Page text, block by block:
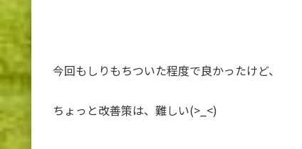
今回もしりもちついた程度で良かったけど、
ちょっと改善策は、難しい(>_<)